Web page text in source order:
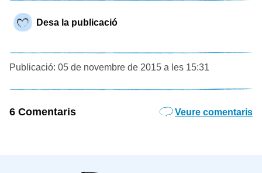
Desa la publicació
Publicació: 05 de novembre de 2015 a les 15:31
6 Comentaris Veure comentaris